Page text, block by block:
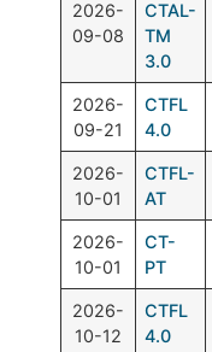
2026-
09-08
CTAL-
TM
3.0
2026-
09-21
CTFL
4.0
2026-
10-01
CTFL-
AT
2026-
10-01
CT-
PT
2026-
10-12
CTFL
4.0